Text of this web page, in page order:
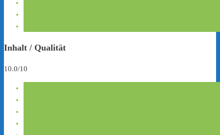
Inhalt / Qualität
10.0/10